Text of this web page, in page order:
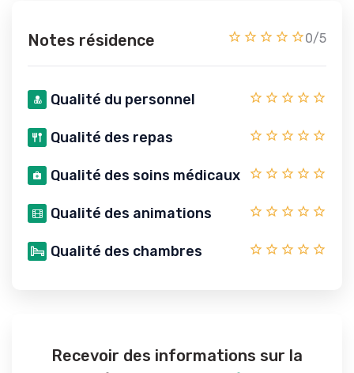
Notes résidence 0/5
Qualité du personnel
Qualité des repas
Qualité des soins médicaux
Qualité des animations
Qualité des chambres
Recevoir des informations sur la